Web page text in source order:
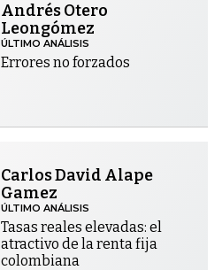
Andrés Otero
Leongómez
ÚLTIMO ANÁLISIS
Errores no forzados
Carlos David Alape
Gamez
ÚLTIMO ANÁLISIS
Tasas reales elevadas: el
atractivo de la renta fija
colombiana